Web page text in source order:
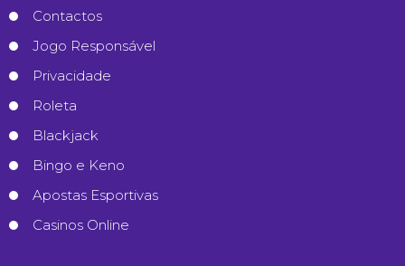
Contactos
Jogo Responsável
Privacidade
Roleta
Blackjack
Bingo e Keno
Apostas Esportivas
Casinos Online